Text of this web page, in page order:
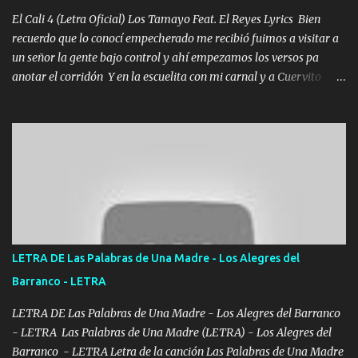
El Cali 4 (Letra Oficial) Los Tamayo Feat. El Reyes Lyrics Bien
recuerdo que lo conocí empecherado me recibió fuimos a visitar a
un señor la gente bajo control y ahí empezamos los versos pa
anotar el corridón Y en la escuelita con mi carnal y a Cuervito
verde se le extraña pa que sepan Aquí Pura GENTE DE LA RANA 🐸
POR CLAVE ES EL CALI 4 EN LA CIUDAD TIJUANA Música Al
tirante andamos mi carnal atento a cualquier necesidad no porque
se ve limpio el camino nos confiamos al andar y nunca con la
misma piedra me vuelvo a tropezar Cuando ando de enamorado
en corto me tiró a per...
LETRA DE Las Palabras de Una Madre - Los Alegres del
Barranco - LETRA
LETRA DE Las Palabras de Una Madre - Los Alegres del Barranco
- LETRA Las Palabras de Una Madre (LETRA) - Los Alegres del
Barranco - LETRA Letra de la canción Las Palabras de Una Madre